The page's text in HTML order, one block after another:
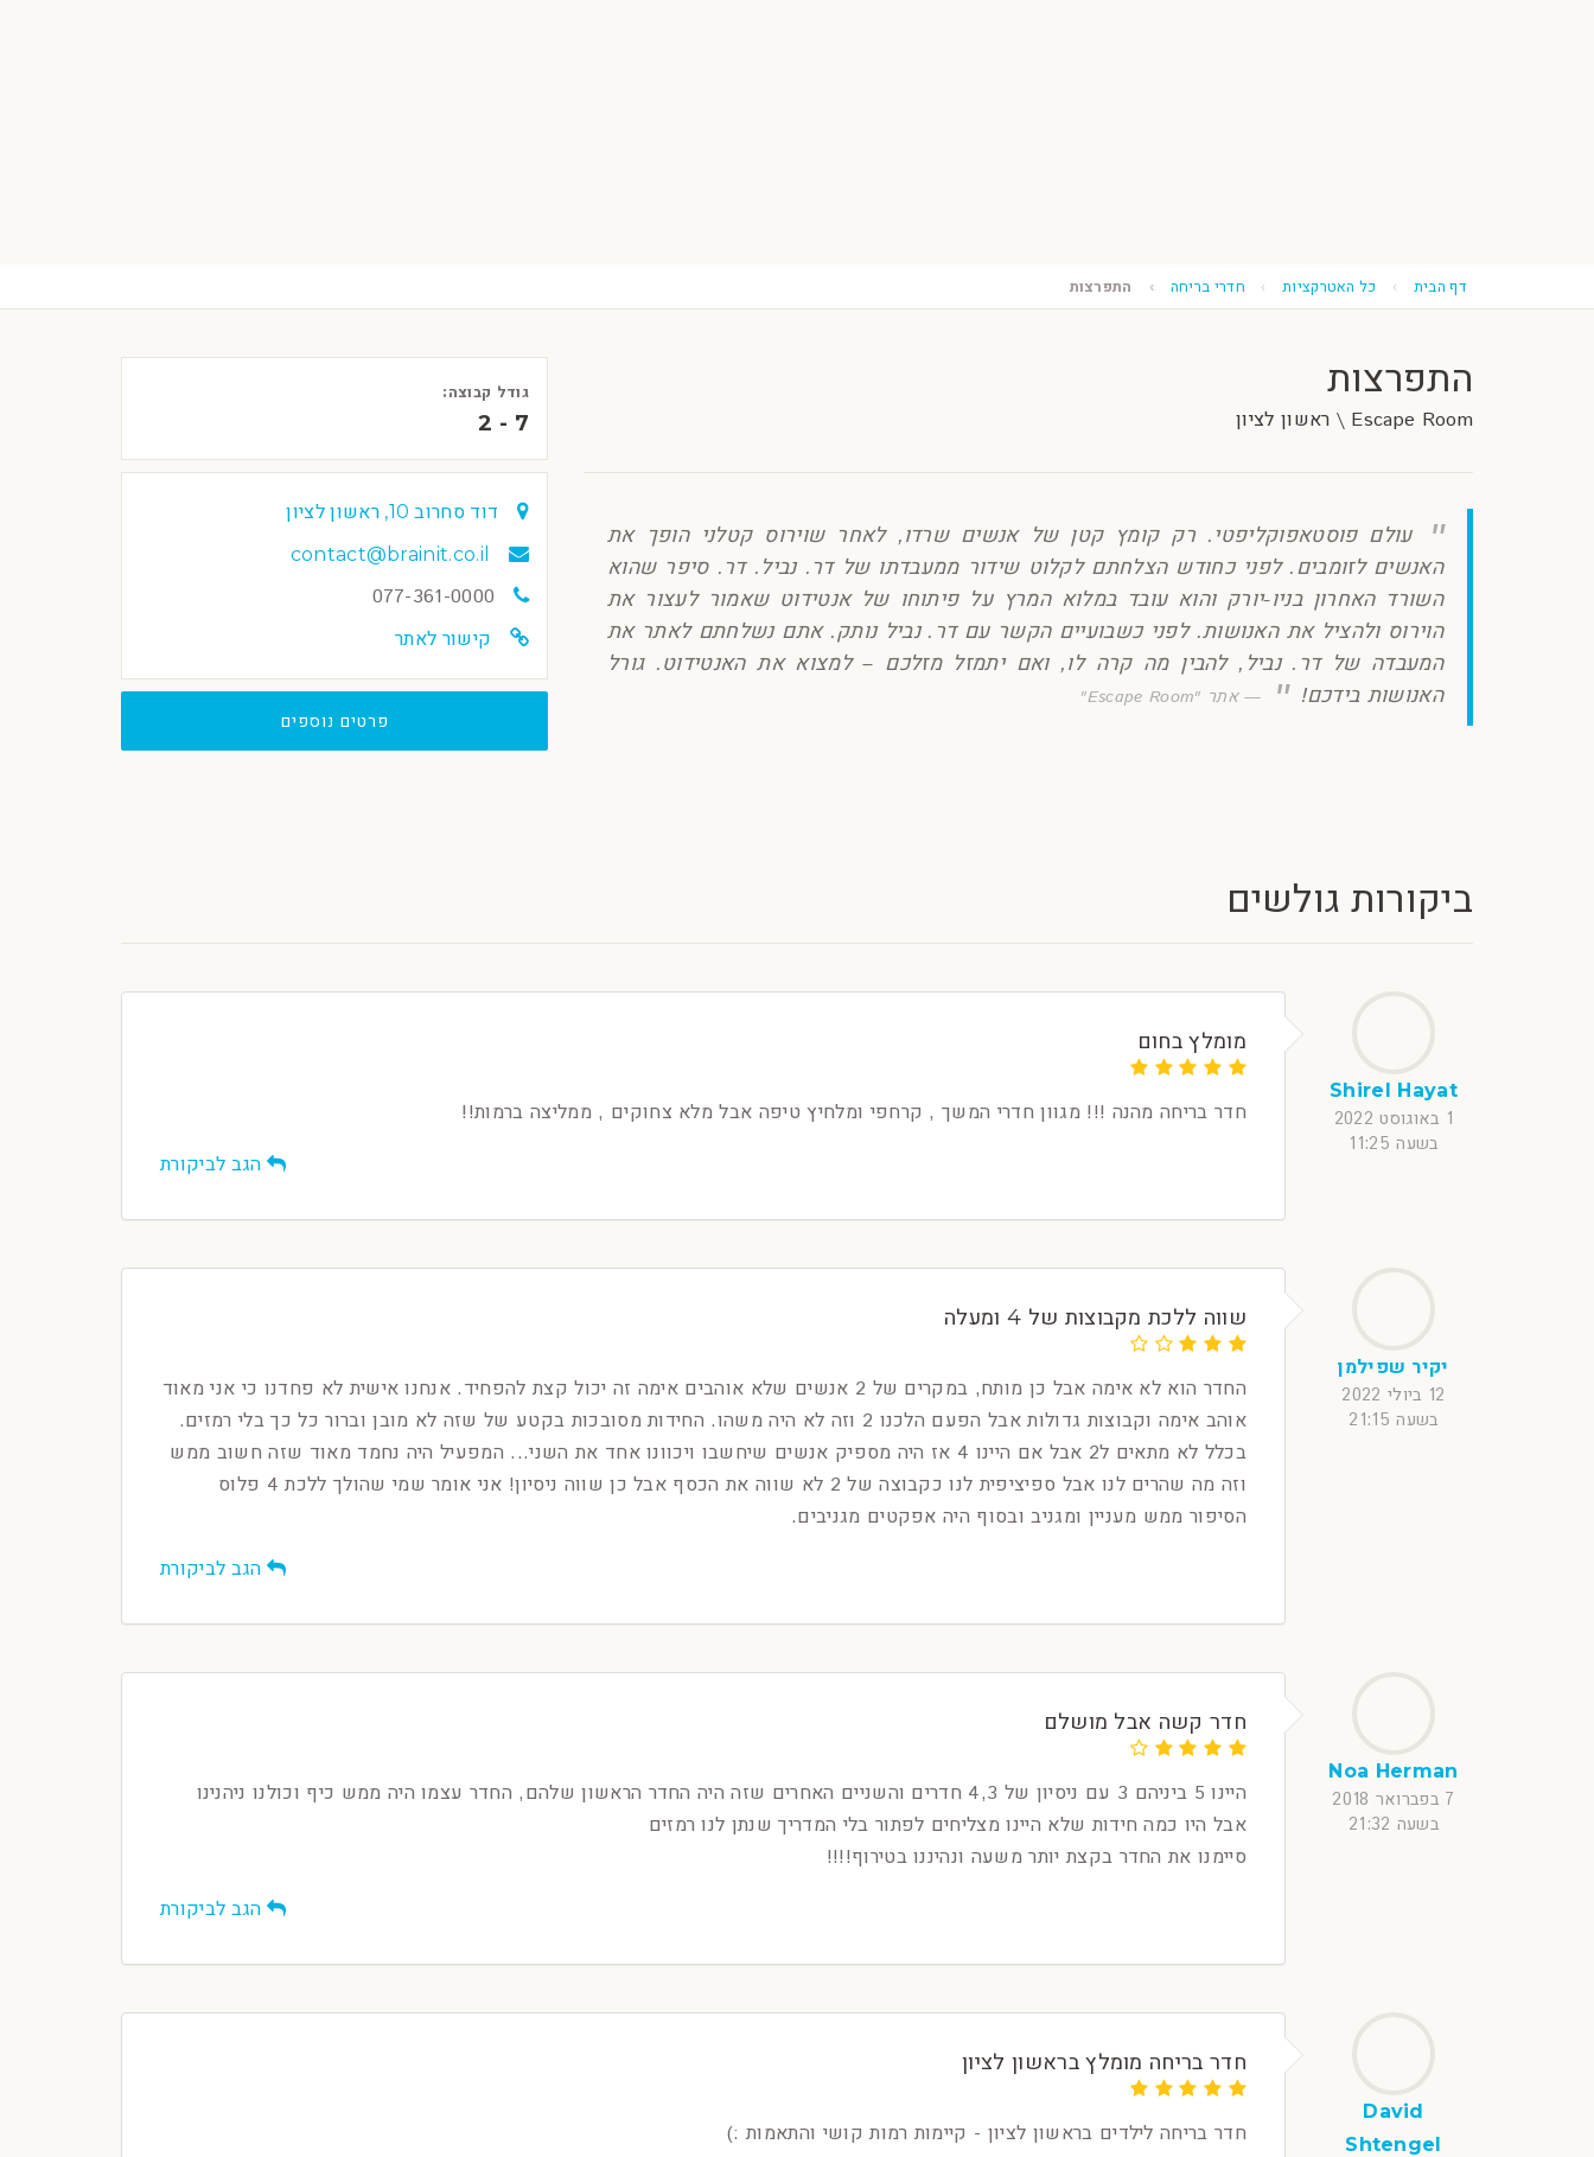
דף הבית כל האטרקציות חדרי בריחה התפרצות
התפרצות
Escape Room \ ראשון לציון
עולם פוסטאפוקליפטי. רק קומץ קטן של אנשים שרדו, לאחר שוירוס קטלני הופך את
האנשים לזומבים. לפני כחודש הצלחתם לקלוט שידור ממעבדתו של דר. נביל. דר. סיפר שהוא
השורד האחרון בניו-יורק והוא עובד במלוא המרץ על פיתוחו של אנטידוט שאמור לעצור את
הוירוס ולהציל את האנושות. לפני כשבועיים הקשר עם דר. נביל נותק. אתם נשלחתם לאתר את
המעבדה של דר. נביל, להבין מה קרה לו, ואם יתמזל מזלכם – למצוא את האנטידוט. גורל
האנושות בידכם!
אתר "Escape Room"
גודל קבוצה:
2 - 7
דוד סחרוב 10, ראשון לציון
contact@brainit.co.il
077-361-0000
קישור לאתר
פרטים נוספים
ביקורות גולשים
Shirel Hayat
1 באוגוסט 2022
בשעה 11:25
מומלץ בחום
חדר בריחה מהנה !!! מגוון חדרי המשך , קרחפי ומלחיץ טיפה אבל מלא צחוקים , ממליצה ברמות!!
הגב לביקורת
יקיר שפילמן
12 ביולי 2022
בשעה 21:15
שווה ללכת מקבוצות של 4 ומעלה
החדר הוא לא אימה אבל כן מותח, במקרים של 2 אנשים שלא אוהבים אימה זה יכול קצת להפחיד. אנחנו אישית לא פחדנו כי אני מאוד
אוהב אימה וקבוצות גדולות אבל הפעם הלכנו 2 וזה לא היה משהו. החידות מסובכות בקטע של שזה לא מובן וברור כל כך בלי רמזים.
בכלל לא מתאים ל2 אבל אם היינו 4 אז היה מספיק אנשים שיחשבו ויכוונו אחד את השני... המפעיל היה נחמד מאוד שזה חשוב ממש
וזה מה שהרים לנו אבל ספיציפית לנו כקבוצה של 2 לא שווה את הכסף אבל כן שווה ניסיון! אני אומר שמי שהולך ללכת 4 פלוס
הסיפור ממש מעניין ומגניב ובסוף היה אפקטים מגניבים.
הגב לביקורת
Noa Herman
7 בפברואר 2018
בשעה 21:32
חדר קשה אבל מושלם
היינו 5 ביניהם 3 עם ניסיון של 4,3 חדרים והשניים האחרים שזה היה החדר הראשון שלהם, החדר עצמו היה ממש כיף וכולנו ניהנינו
אבל היו כמה חידות שלא היינו מצליחים לפתור בלי המדריך שנתן לנו רמזים
סיימנו את החדר בקצת יותר משעה ונהיננו בטירוף!!!!
הגב לביקורת
David
Shtengel
חדר בריחה מומלץ בראשון לציון
חדר בריחה לילדים בראשון לציון - קיימות רמות קושי והתאמות :)